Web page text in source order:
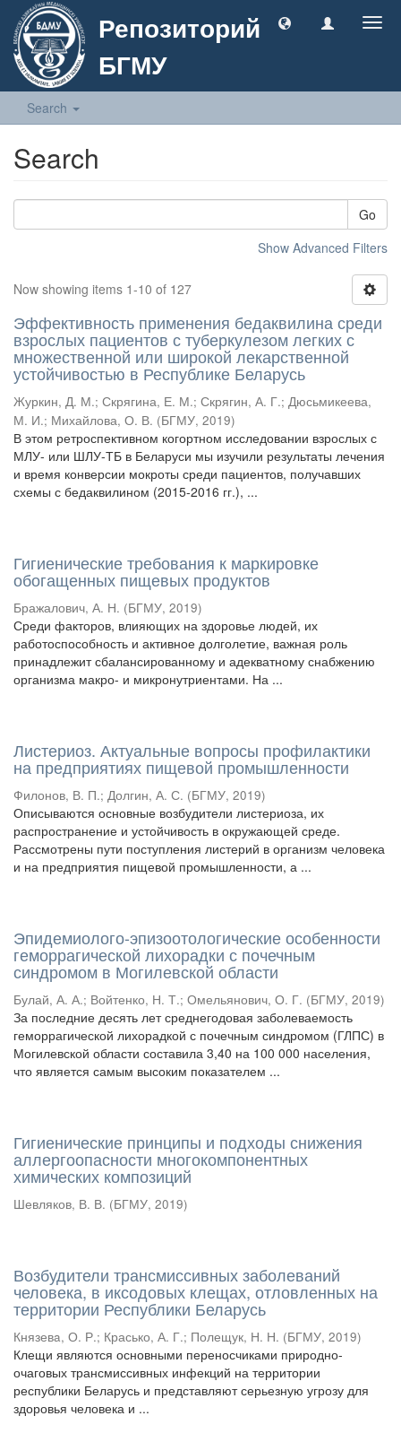
Репозиторий
БГМУ
Search
Search
Go
Show Advanced Filters
Now showing items 1-10 of 127
Эффективность применения бедаквилина среди
взрослых пациентов с туберкулезом легких с
множественной или широкой лекарственной
устойчивостью в Республике Беларусь
Журкин, Д. М.; Скрягина, Е. М.; Скрягин, А. Г.; Дюсьмикеева,
М. И.; Михайлова, О. В. (БГМУ, 2019)
В этом ретроспективном когортном исследовании взрослых с
МЛУ- или ШЛУ-ТБ в Беларуси мы изучили результаты лечения
и время конверсии мокроты среди пациентов, получавших
схемы с бедаквилином (2015-2016 гг.), ...
Гигиенические требования к маркировке
обогащенных пищевых продуктов
Бражалович, А. Н. (БГМУ, 2019)
Среди факторов, влияющих на здоровье людей, их
работоспособность и активное долголетие, важная роль
принадлежит сбалансированному и адекватному снабжению
организма макро- и микронутриентами. На ...
Листериоз. Актуальные вопросы профилактики
на предприятиях пищевой промышленности
Филонов, В. П.; Долгин, А. С. (БГМУ, 2019)
Описываются основные возбудители листериоза, их
распространение и устойчивость в окружающей среде.
Рассмотрены пути поступления листерий в организм человека
и на предприятия пищевой промышленности, а ...
Эпидемиолого-эпизоотологические особенности
геморрагической лихорадки с почечным
синдромом в Могилевской области
Булай, А. А.; Войтенко, Н. Т.; Омельянович, О. Г. (БГМУ, 2019)
За последние десять лет среднегодовая заболеваемость
геморрагической лихорадкой с почечным синдромом (ГЛПС) в
Могилевской области составила 3,40 на 100 000 населения,
что является самым высоким показателем ...
Гигиенические принципы и подходы снижения
аллергоопасности многокомпонентных
химических композиций
Шевляков, В. В. (БГМУ, 2019)
Возбудители трансмиссивных заболеваний
человека, в иксодовых клещах, отловленных на
территории Республики Беларусь
Князевa, О. Р.; Красько, А. Г.; Полещук, Н. Н. (БГМУ, 2019)
Клещи являются основными переносчиками природно-
очаговых трансмиссивных инфекций на территории
республики Беларусь и представляют серьезную угрозу для
здоровья человека и ...